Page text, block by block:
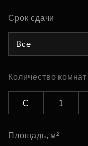
Срок сдачи
Все
Количество комнат
С 1
Площадь, м²